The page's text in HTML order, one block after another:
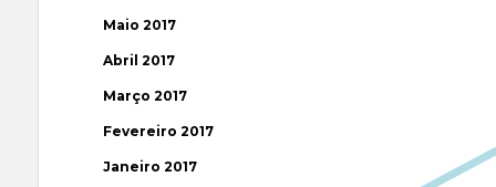
Maio 2017
Abril 2017
Março 2017
Fevereiro 2017
Janeiro 2017